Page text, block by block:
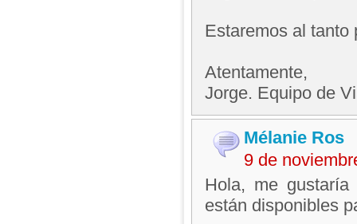
Estaremos al tanto
Atentamente,
Jorge. Equipo de
Mélanie Ros
9 de
Hola, me
están disponibles